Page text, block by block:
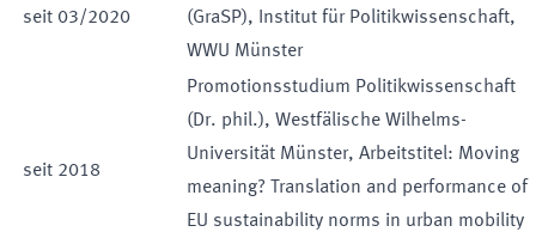
seit 03/2020
(GraSP), Institut für Politikwissenschaft,
WWU Münster
seit 2018
Promotionsstudium Politikwissenschaft
(Dr. phil.), Westfälische Wilhelms-
Universität Münster, Arbeitstitel: Moving
meaning? Translation and performance of
EU sustainability norms in urban mobility